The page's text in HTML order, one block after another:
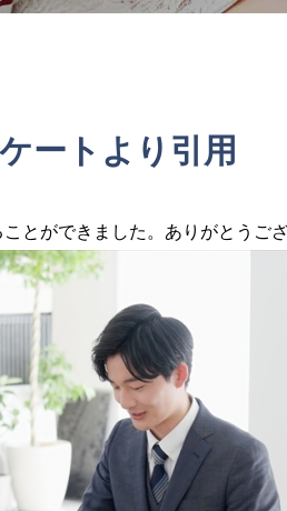
ートより引用
とができました。ありがとうござ